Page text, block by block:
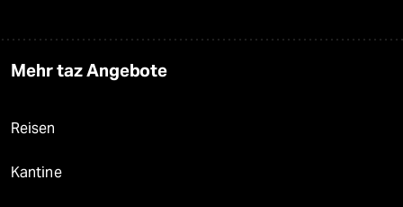
Mehr taz Angebote
Reisen
Kantine